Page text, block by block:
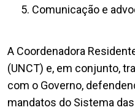
Comunicação e
A Coordenadora
(UNCT) e, em conjunto,
com o Governo,
mandatos do Sistema